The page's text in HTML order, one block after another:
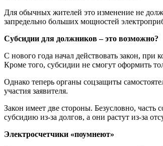
Для обычных жителей это изменение не
запредельно больших мощностей
Субсидии для должников – это возможно?
С нового года начал действовать закон,
Кроме того, субсидии не смогут оформить
Однако теперь органы соцзащиты
участия заявителя.
Закон имеет две стороны. Безусловно,
субсидию из-за долгов, а они растут из-за
Электросчетчики «поумнеют»